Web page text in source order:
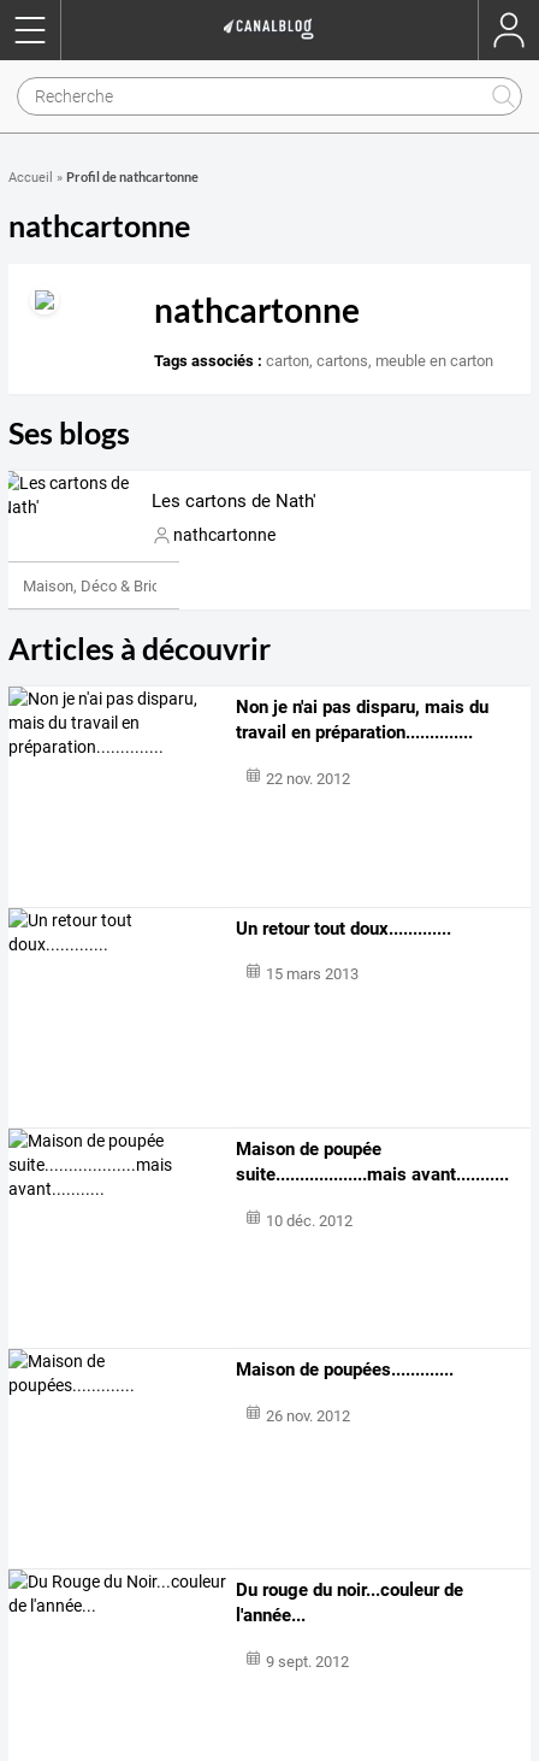
Accueil » Profil de nathcartonne
nathcartonne
nathcartonne
Tags associés : carton,cartons, meuble en carton
Ses blogs
Les cartons de Nath'
nathcartonne
Maison, Déco & Bricolage
Articles à découvrir
Non je n'ai pas disparu, mais du
travail en préparation..............
22 nov. 2012
Un retour tout doux.............
15 mars 2013
Maison de poupée
suite...................mais avant...........
10 déc. 2012
Maison de poupées.............
26 nov. 2012
Du rouge du noir...couleur de
l'année...
9 sept. 2012